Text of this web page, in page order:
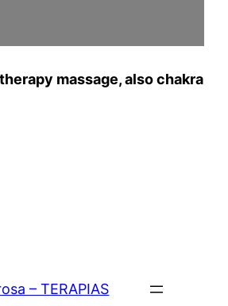
massage, also chakra
– TERAPIAS